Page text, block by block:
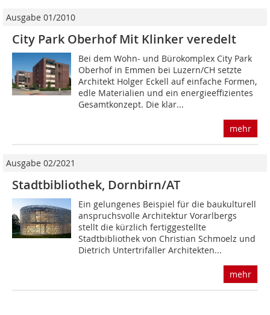
Ausgabe 01/2010
City Park Oberhof Mit Klinker veredelt
Bei dem Wohn- und Bürokomplex City Park
Oberhof in Emmen bei Luzern/CH setzte
Architekt Holger Eckell auf einfache Formen,
edle Materialien und ein energieeffizientes
Gesamtkonzept. Die klar...
mehr
Ausgabe 02/2021
Stadtbibliothek, Dornbirn/AT
Ein gelungenes Beispiel für die baukulturell
anspruchsvolle Architektur Vorarlbergs
stellt die kürzlich fertiggestellte
Stadtbibliothek von Christian Schmoelz und
Dietrich Untertrifaller Architekten...
mehr